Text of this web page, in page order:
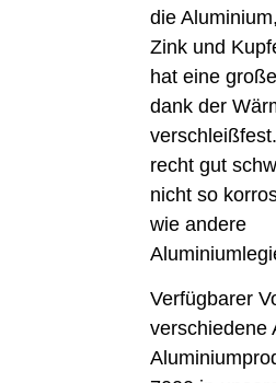
die
Zink und
hat eine
dank der
recht gut
nicht so
wie andere
Verfügbarer
verschiedene